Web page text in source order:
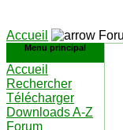
Accueil
Menu principal
Accueil
Rechercher
Télécharger
Downloads A-Z
Forum